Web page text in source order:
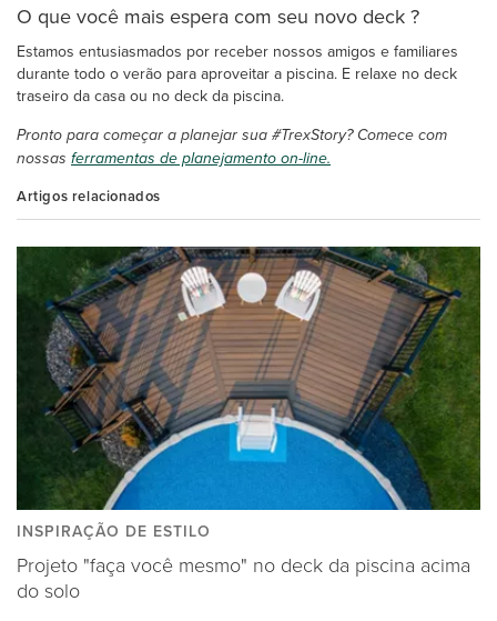
O que você mais espera com seu novo deck ?
Estamos entusiasmados por receber nossos amigos e familiares
durante todo o verão para aproveitar a piscina. E relaxe no deck
traseiro da casa ou no deck da piscina.
Pronto para começar a planejar sua #TrexStory? Comece com
nossas ferramentas de planejamento on-line.
Artigos relacionados
INSPIRAÇÃO DE ESTILO
Projeto "faça você mesmo" no deck da piscina acima
do solo